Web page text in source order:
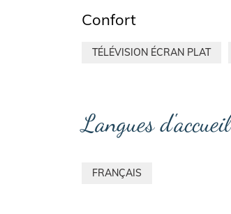
Confort
TÉLÉVISION ÉCRAN PLAT
Langues d'accueil
FRANÇAIS